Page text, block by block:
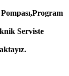
Serviste